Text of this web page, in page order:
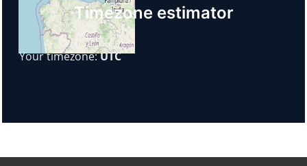
Timezone estimator
Your timezone:UTC